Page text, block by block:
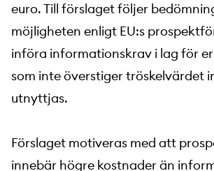
euro. Till förslaget följer
möjligheten enligt EU:s
införa informationskrav i lag för
som inte överstiger tröskelvärdet
utnyttjas.
Förslaget motiveras med att
innebär högre kostnader än